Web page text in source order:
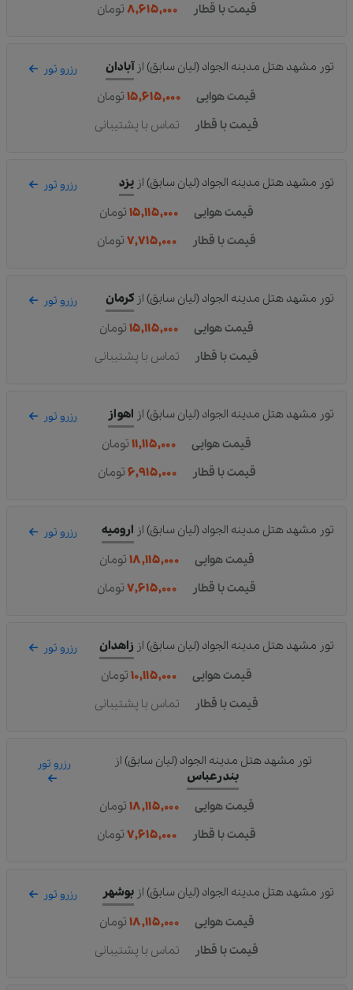
قیمت با قطار
۸,۶۱۵,۰۰۰ تومان
تور مشهد هتل مدینه الجواد (لیان سابق) ازآبادان رزرو تور
قیمت هوایی ۱۵,۶۱۵,۰۰۰ تومان
قیمت با قطار
تماس با پشتیبانی
تور مشهد هتل مدینه الجواد (لیان سابق) از یزد رزرو تور
قیمت هوایی ۱۵,۱۱۵,۰۰۰ تومان
قیمت با قطار
۷,۷۱۵,۰۰۰ تومان
تور مشهد هتل مدینه الجواد (لیان سابق) از کرمان رزرو تور
قیمت هوایی ۱۵,۱۱۵,۰۰۰ تومان
قیمت با قطار
تماس با پشتیبانی
تور مشهد هتل مدینه الجواد (لیان سابق) از اهواز رزرو تور
قیمت هوایی ۱۱,۱۱۵,۰۰۰ تومان
قیمت با قطار
۶,۹۱۵,۰۰۰ تومان
تور مشهد هتل مدینه الجواد (لیان سابق) از ارومیه رزرو تور
قیمت هوایی ۱۸,۱۱۵,۰۰۰ تومان
قیمت با قطار
۷,۶۱۵,۰۰۰ تومان
تور مشهد هتل مدینه الجواد (لیان سابق) از زاهدان رزرو تور
قیمت هوایی ۱۰,۱۱۵,۰۰۰ تومان
قیمت با قطار
تماس با پشتیبانی
تور مشهد هتل مدینه الجواد (لیان سابق) از
بندرعباس
رزرو تور
قیمت هوایی ۱۸,۱۱۵,۰۰۰ تومان
قیمت با قطار
۷,۶۱۵,۰۰۰ تومان
تور مشهد هتل مدینه الجواد (لیان سابق) از بوشهر رزرو تور
قیمت هوایی ۱۸,۱۱۵,۰۰۰ تومان
قیمت با قطار
تماس با پشتیبانی